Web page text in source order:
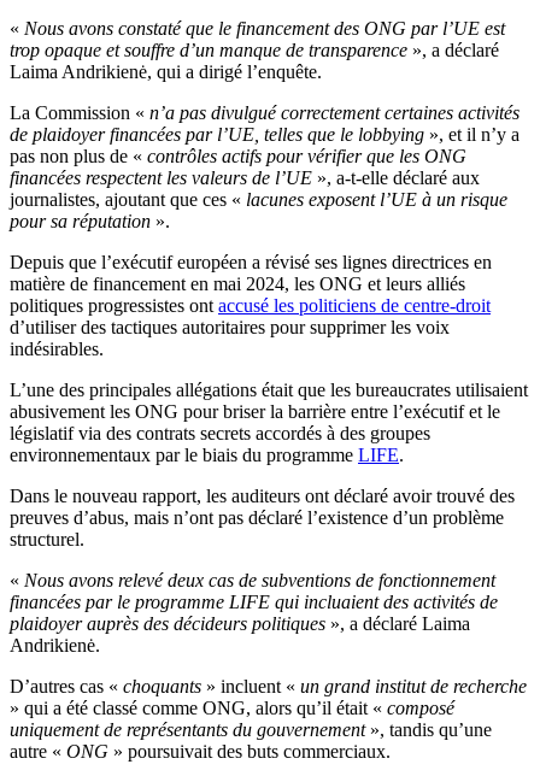
« Nous avons constaté que le financement des ONG par l’UE est
trop opaque et souffre d’un manque de transparence », a déclaré
Laima Andrikienė, qui a dirigé l’enquête.
La Commission « n’a pas divulgué correctement certaines activités
de plaidoyer financées par l’UE, telles que le lobbying », et il n’y a
pas non plus de « contrôles actifs pour vérifier que les ONG
financées respectent les valeurs de l’UE », a-t-elle déclaré aux
journalistes, ajoutant que ces « lacunes exposent l’UE à un risque
pour sa réputation ».
Depuis que l’exécutif européen a révisé ses lignes directrices en
matière de financement en mai 2024, les ONG et leurs alliés
politiques progressistes ont accusé les politiciens de centre-droit
d’utiliser des tactiques autoritaires pour supprimer les voix
indésirables.
L’une des principales allégations était que les bureaucrates utilisaient
abusivement les ONG pour briser la barrière entre l’exécutif et le
législatif via des contrats secrets accordés à des groupes
environnementaux par le biais du programme LIFE.
Dans le nouveau rapport, les auditeurs ont déclaré avoir trouvé des
preuves d’abus, mais n’ont pas déclaré l’existence d’un problème
structurel.
« Nous avons relevé deux cas de subventions de fonctionnement
financées par le programme LIFE qui incluaient des activités de
plaidoyer auprès des décideurs politiques », a déclaré Laima
Andrikienė.
D’autres cas « choquants » incluent « un grand institut de recherche
» qui a été classé comme ONG, alors qu’il était « composé
uniquement de représentants du gouvernement», tandis qu’une
autre « ONG » poursuivait des buts commerciaux.